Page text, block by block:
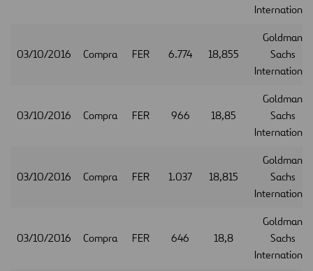
International
03/10/2016 Compra FER 6.774 18,855
Goldman
Sachs
International
03/10/2016 Compra FER 966 18,85
Goldman
Sachs
International
03/10/2016 Compra FER 1.037 18,815
Goldman
Sachs
International
03/10/2016 Compra FER 646 18,8
Goldman
Sachs
International